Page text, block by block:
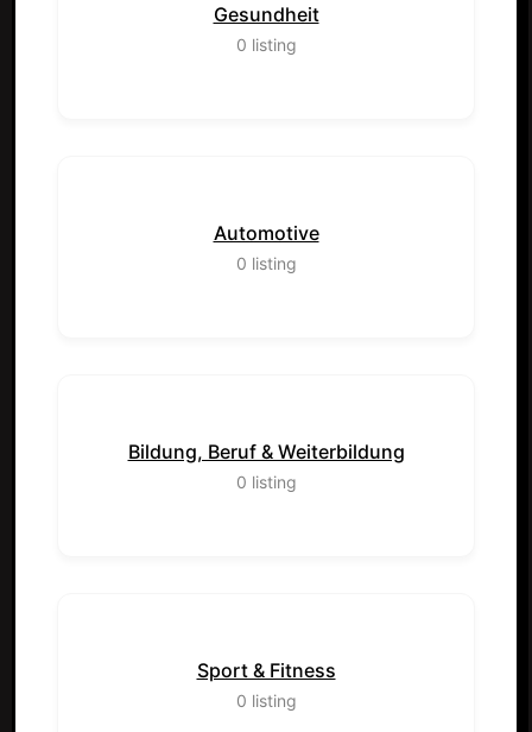
Gesundheit
0 listing
Automotive
0 listing
Bildung, Beruf & Weiterbildung
0 listing
Sport & Fitness
0 listing